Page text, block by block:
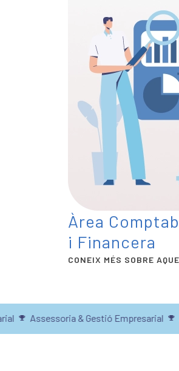
Àrea
i Financera
CONEIX MÉS SOBRE
Assessoria & Gestió Empresarial